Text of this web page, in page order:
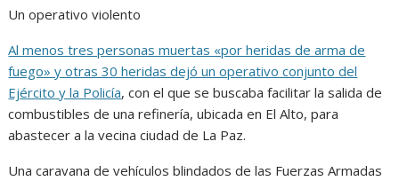
Un operativo violento
Al menos tres personas muertas «por heridas de arma de
fuego» y otras 30 heridas dejó un operativo conjunto del
Ejército y la Policía, con el que se buscaba facilitar la salida de
combustibles de una refinería, ubicada en El Alto, para
abastecer a la vecina ciudad de La Paz.
Una caravana de vehículos blindados de las Fuerzas Armadas